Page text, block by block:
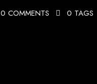
0 COMMENTS 0 TAGS